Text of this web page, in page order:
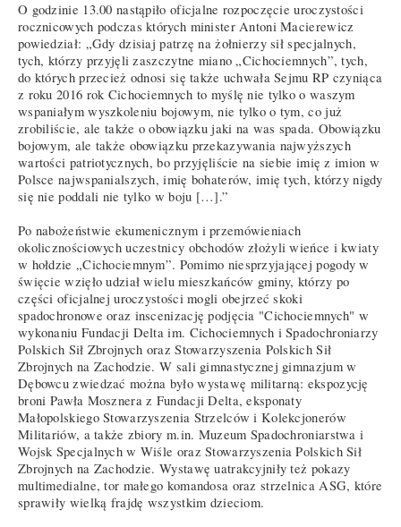
O godzinie 13.00 nastąpiło oficjalne rozpoczęcie uroczystości
rocznicowych podczas których minister Antoni Macierewicz
powiedział: „Gdy dzisiaj patrzę na żołnierzy sił specjalnych,
tych, którzy przyjęli zaszczytne miano „Cichociemnych”, tych,
do których przecież odnosi się także uchwała Sejmu RP czyniąca
z roku 2016 rok Cichociemnych to myślę nie tylko o waszym
wspaniałym wyszkoleniu bojowym, nie tylko o tym, co już
zrobiliście, ale także o obowiązku jaki na was spada. Obowiązku
bojowym, ale także obowiązku przekazywania najwyższych
wartości patriotycznych, bo przyjęliście na siebie imię z imion w
Polsce najwspanialszych, imię bohaterów, imię tych, którzy nigdy
się nie poddali nie tylko w boju […].”
Po nabożeństwie ekumenicznym i przemówieniach
okolicznościowych uczestnicy obchodów złożyli wieńce i kwiaty
w hołdzie „Cichociemnym”. Pomimo niesprzyjającej pogody w
święcie wzięło udział wielu mieszkańców gminy, którzy po
części oficjalnej uroczystości mogli obejrzeć skoki
spadochronowe oraz inscenizację podjęcia "Cichociemnych" w
wykonaniu Fundacji Delta im. Cichociemnych i Spadochroniarzy
Polskich Sił Zbrojnych oraz Stowarzyszenia Polskich Sił
Zbrojnych na Zachodzie. W sali gimnastycznej gimnazjum w
Dębowcu zwiedzać można było wystawę militarną: ekspozycję
broni Pawła Mosznera z Fundacji Delta, eksponaty
Małopolskiego Stowarzyszenia Strzelców i Kolekcjonerów
Militariów, a także zbiory m.in. Muzeum Spadochroniarstwa i
Wojsk Specjalnych w Wiśle oraz Stowarzyszenia Polskich Sił
Zbrojnych na Zachodzie. Wystawę uatrakcyjniły też pokazy
multimedialne, tor małego komandosa oraz strzelnica ASG, które
sprawiły wielką frajdę wszystkim dzieciom.